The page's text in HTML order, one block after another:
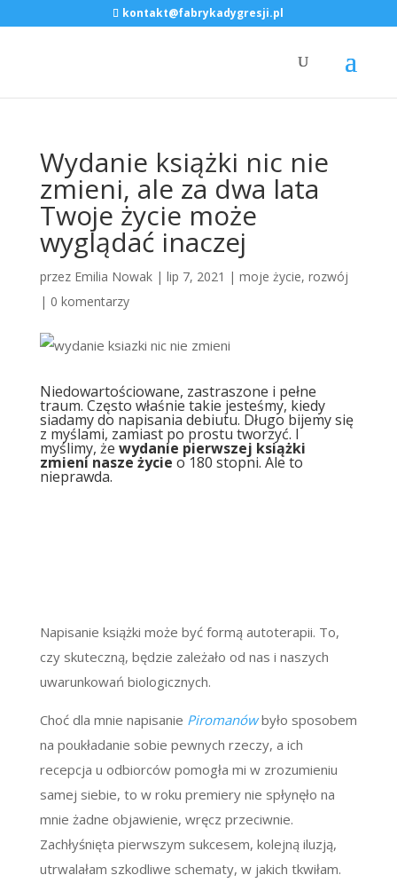
kontakt@fabrykadygresji.pl
Wydanie książki nic nie
zmieni, ale za dwa lata
Twoje życie może
wyglądać inaczej
przez Emilia Nowak| lip 7, 2021 | moje życie, rozwój
| 0 komentarzy
Niedowartościowane, zastraszone i pełne
traum. Często właśnie takie jesteśmy, kiedy
siadamy do napisania debiutu. Długo bijemy się
z myślami, zamiast po prostu tworzyć. I
myślimy, że wydanie pierwszej książki
zmieni nasze życie o 180 stopni. Ale to
nieprawda.
Napisanie książki może być formą autoterapii. To,
czy skuteczną, będzie zależało od nas i naszych
uwarunkowań biologicznych.
Choć dla mnie napisanie Piromanów było sposobem
na poukładanie sobie pewnych rzeczy, a ich
recepcja u odbiorców pomogła mi w zrozumieniu
samej siebie, to w roku premiery nie spłynęło na
mnie żadne objawienie, wręcz przeciwnie.
Zachłyśnięta pierwszym sukcesem, kolejną iluzją,
utrwalałam szkodliwe schematy, w jakich tkwiłam.